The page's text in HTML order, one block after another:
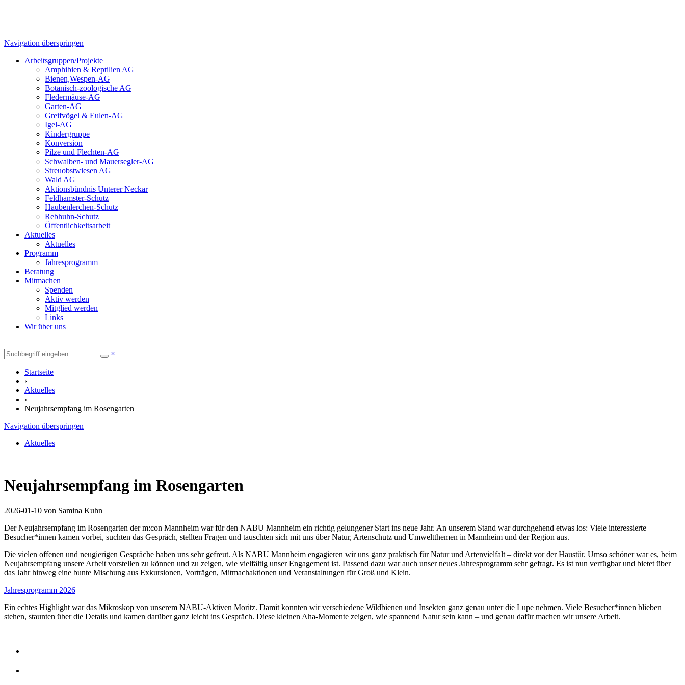
Navigation überspringen
Arbeitsgruppen/Projekte
Amphibien & Reptilien AG
Bienen,Wespen-AG
Botanisch-zoologische AG
Fledermäuse-AG
Garten-AG
Greifvögel & Eulen-AG
Igel-AG
Kindergruppe
Konversion
Pilze und Flechten-AG
Schwalben- und Mauersegler-AG
Streuobstwiesen AG
Wald AG
Aktionsbündnis Unterer Neckar
Feldhamster-Schutz
Haubenlerchen-Schutz
Rebhuhn-Schutz
Öffentlichkeitsarbeit
Aktuelles
Aktuelles
Programm
Jahresprogramm
Beratung
Mitmachen
Spenden
Aktiv werden
Mitglied werden
Links
Wir über uns
×
Startseite
›
Aktuelles
›
Neujahrsempfang im Rosengarten
Navigation überspringen
Aktuelles
Neujahrsempfang im Rosengarten
2026-01-10 von Samina Kuhn
Der Neujahrsempfang im Rosengarten der m:con Mannheim war für den NABU Mannheim ein richtig gelungener Start ins neue Jahr. An unserem Stand war durchgehend etwas los: Viele interessierte
Besucher*innen kamen vorbei, suchten das Gespräch, stellten Fragen und tauschten sich mit uns über Natur, Artenschutz und Umwelt­themen in Mannheim und der Region aus.
Die vielen offenen und neugierigen Gespräche haben uns sehr gefreut. Als NABU Mannheim engagieren wir uns ganz praktisch für Natur und Artenvielfalt – direkt vor der Haustür. Umso schöner war es, beim
Neujahrsempfang unsere Arbeit vorstellen zu können und zu zeigen, wie vielfältig unser Engagement ist. Passend dazu war auch unser neues Jahresprogramm sehr gefragt. Es ist nun verfügbar und bietet über
das Jahr hinweg eine bunte Mischung aus Exkursionen, Vorträgen, Mitmachaktionen und Veranstaltungen für Groß und Klein.
Jahresprogramm 2026
Ein echtes Highlight war das Mikroskop von unserem NABU-Aktiven Moritz. Damit konnten wir verschiedene Wildbienen und Insekten ganz genau unter die Lupe nehmen. Viele Besucher*innen blieben
stehen, staunten über die Details und kamen darüber ganz leicht ins Gespräch. Diese kleinen Aha-Momente zeigen, wie spannend Natur sein kann – und genau dafür machen wir unsere Arbeit.